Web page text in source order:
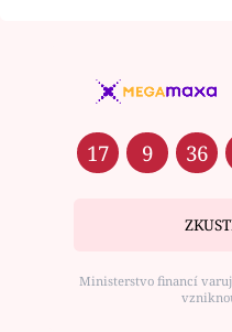
17 9 36
Ministerstvo financí